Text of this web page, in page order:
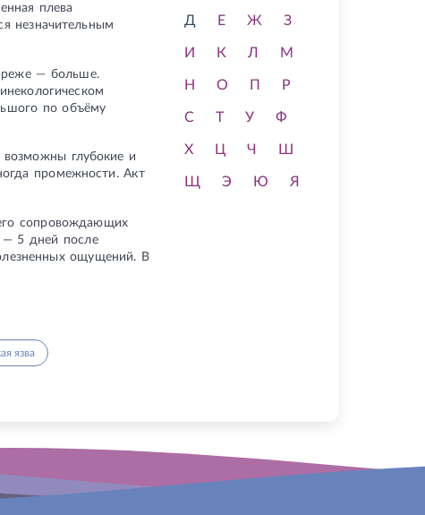
плева
незначительным
реже — больше.
по объёму
возможны глубокие и
промежности. Акт
сопровождающих
— 5 дней после
ощущений. В
язва
Д Е Ж З
И К Л М
Н О П Р
С Т У Ф
Х Ц Ч Ш
Щ Э Ю Я